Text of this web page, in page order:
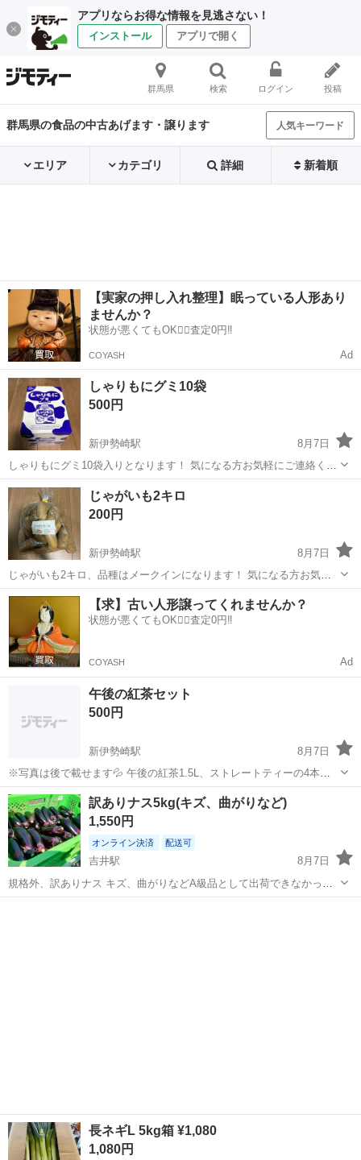
アプリならお得な情報を見逃さない！
インストール アプリで開く
群馬県 検索 ログイン 投稿
群馬県の食品の中古あげます・譲ります 人気キーワード
エリア カテゴリ 詳細 新着順
【実家の押し入れ整理】眠っている人形あり
ませんか？
状態が悪くてもOK🙆‍♀️査定0円‼️
COYASH Ad
しゃりもにグミ10袋
500円
新伊勢崎駅
8月7日
しゃりもにグミ10袋入りとなります！ 気になる方お気軽にご連絡くだ
さい🎶
群馬 伊勢崎市 新伊勢崎駅
じゃがいも2キロ
200円
新伊勢崎駅
8月7日
じゃがいも2キロ、品種はメークインになります！ 気になる方お気軽
にご連絡ください🎶
群馬 伊勢崎市 新伊勢崎駅 食品
【求】古い人形譲ってくれませんか？
状態が悪くてもOK🙆‍♀️査定0円‼️
COYASH Ad
午後の紅茶セット
500円
新伊勢崎駅
8月7日
※写真は後で載せます💦 午後の紅茶1.5L、ストレートティーの4本セ
ットとなります！ 今だけプラスで480~600のペットボトルを1本お付け
します！ 気になる方はお気軽にご連絡ください😊
群馬 伊勢崎市 新伊勢崎駅 食品 午後の紅茶
訳ありナス5kg(キズ、曲がりなど)
1,550円
オンライン決済 配送可
吉井駅
8月7日
規格外、訳ありナス キズ、曲がりなどA級品として出荷できなかった
ナスですが、 味は普通のナスと違い、お茶のタンニンと自家製酵母の
長ネギL 5kg箱 ¥1,080
1,080円